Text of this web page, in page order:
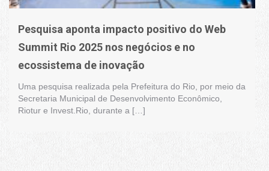
Pesquisa aponta impacto positivo do Web
Summit Rio 2025 nos negócios e no
ecossistema de inovação
Uma pesquisa realizada pela Prefeitura do Rio, por meio da
Secretaria Municipal de Desenvolvimento Econômico,
Riotur e Invest.Rio, durante a […]